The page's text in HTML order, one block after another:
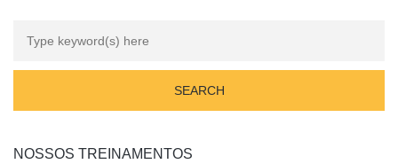
NOSSOS TREINAMENTOS